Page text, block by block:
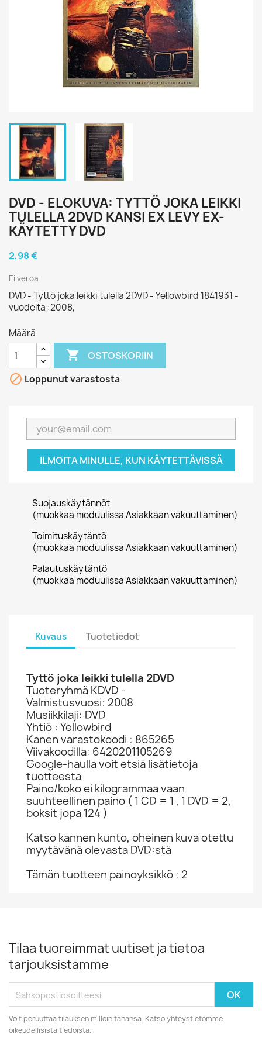
DVD - ELOKUVA: TYTTÖ JOKA LEIKKI
TULELLA 2DVD KANSI EX LEVY EX-
KÄYTETTY DVD
2,98 €
Ei veroa
DVD - Tyttö joka leikki tulella 2DVD - Yellowbird 1841931 -
vuodelta :2008,
Määrä
 OSTOSKORIIN
 Loppunut varastosta
ILMOITA MINULLE, KUN KÄYTETTÄVISSÄ
Suojauskäytännöt
(muokkaa moduulissa Asiakkaan vakuuttaminen)
Toimituskäytäntö
(muokkaa moduulissa Asiakkaan vakuuttaminen)
Palautuskäytäntö
(muokkaa moduulissa Asiakkaan vakuuttaminen)
Kuvaus Tuotetiedot
Tyttö joka leikki tulella 2DVD
Tuoteryhmä KDVD -
Valmistusvuosi: 2008
Musiikkilaji: DVD
Yhtiö : Yellowbird
Kanen varastokoodi : 865265
Viivakoodilla: 6420201105269
Google-haulla voit etsiä lisätietoja
tuotteesta
Paino/koko ei kilogrammaa vaan
suuhteellinen paino ( 1 CD = 1 , 1 DVD = 2,
boksit jopa 124 )
Katso kannen kunto, oheinen kuva otettu
myytävänä olevasta DVD:stä
Tämän tuotteen painoyksikkö : 2
Tilaa tuoreimmat uutiset ja tietoa
tarjouksistamme
Voit peruuttaa tilauksen milloin tahansa. Katso yhteystietomme
oikeudellisista tiedoista.